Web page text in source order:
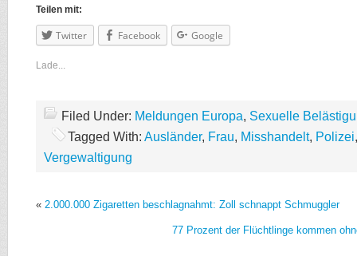
Teilen mit:
Twitter Facebook Google
Lade...
Filed Under: Meldungen Europa, Sexuelle
Tagged With: Ausländer, Frau, Misshandelt, Polizei
Vergewaltigung
« 2.000.000 Zigaretten beschlagnahmt: Zoll schnappt Schmuggler
77 Prozent der Flüchtlinge kommen